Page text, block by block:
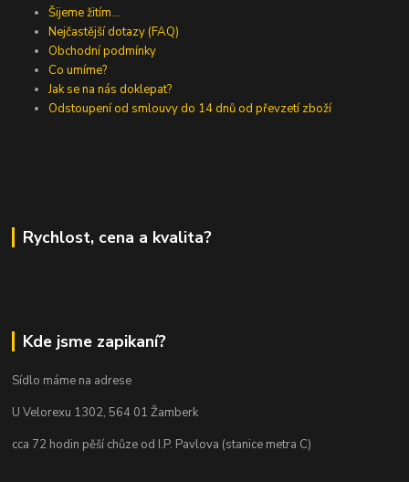
Šijeme žitím...
Nejčastější dotazy (FAQ)
Obchodní podmínky
Co umíme?
Jak se na nás doklepat?
Odstoupení od smlouvy do 14 dnů od převzetí zboží
Rychlost, cena a kvalita?
Kde jsme zapikaní?
Sídlo máme na adrese
U Velorexu 1302, 564 01 Žamberk
cca 72 hodin pěší chůze od I.P. Pavlova (stanice metra C)